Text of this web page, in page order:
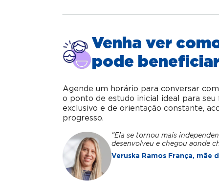
Venha ver
pode
Agende um horário para conversar
o ponto de estudo inicial ideal para
exclusivo e de orientação constante,
progresso.
"Ela se tornou mais
desenvolveu e chegou aonde
Veruska Ramos França, mãe